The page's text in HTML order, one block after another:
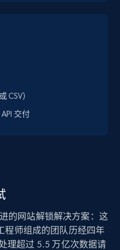
CSV）
交付
的网站解锁解决方案：这
程师组成的团队历经四年
超过 5.5 万亿次数据请